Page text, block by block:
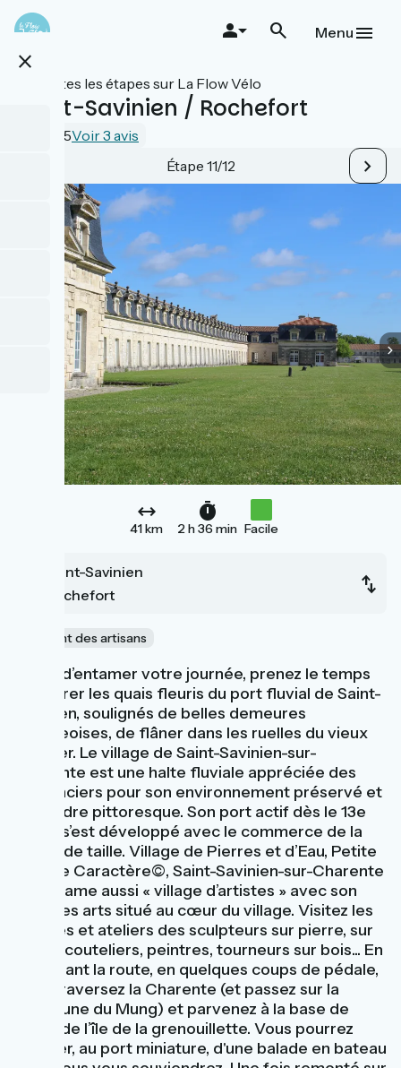
Aller
au
principal
close
Menu
Toutes les étapes sur La Flow Vélo
Saint-Savinien / Rochefort
4.1 / 5Voir 3 avis
Étape 11/12
41 km 2 h 36 min Facile
Saint-Savinien
Rochefort
Le chant des artisans
Avant d’entamer votre journée, prenez le temps
d’admirer les quais fleuris du port fluvial de Saint-
Savinien, soulignés de belles demeures
bourgeoises, de flâner dans les ruelles du vieux
quartier. Le village de Saint-Savinien-sur-
Charente est une halte fluviale appréciée des
plaisanciers pour son environnement préservé et
son cadre pittoresque. Son port actif dès le 13e
siècle s’est développé avec le commerce de la
pierre de taille. Village de Pierres et d’Eau, Petite
Cité de Caractère©, Saint-Savinien-sur-Charente
se réclame aussi « village d’artistes » avec son
pôle des arts situé au cœur du village. Visitez les
galeries et ateliers des sculpteurs sur pierre, sur
métal, couteliers, peintres, tourneurs sur bois... En
reprenant la route, en quelques coups de pédale,
vous traversez la Charente (et passez sur la
commune du Mung) et parvenez à la base de
loisirs de l’île de la grenouillette. Vous pourrez
profiter, au port miniature, d'une balade en bateau